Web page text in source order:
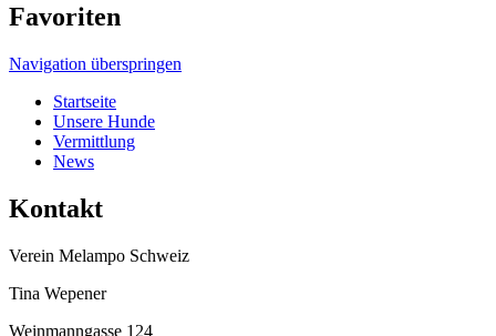
Favoriten
Navigation überspringen
Startseite
Unsere Hunde
Vermittlung
News
Kontakt
Verein Melampo Schweiz
Tina Wepener
Weinmanngasse 124